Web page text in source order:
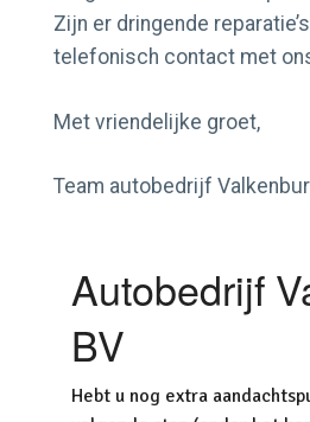
GMTO Diagnose specialist
Contact
Actueel
Zijn er dringende
telefonisch contact met
Met vriendelijke groet,
Team autobedrijf